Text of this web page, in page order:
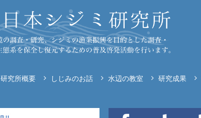
研究所概要 しじみのお話 水辺の教室 研究成果